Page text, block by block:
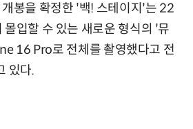
개봉을 확정한 '백! 스테이지'는 22
몰입할 수 있는 새로운 형식의 '뮤
16 Pro로 전체를 촬영했다고 전
있다.